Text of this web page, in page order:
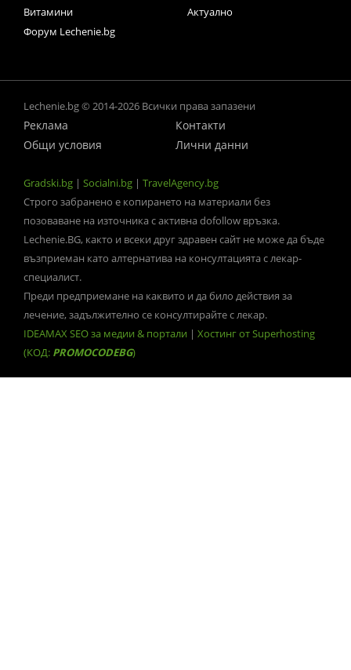
Витамини
Актуално
Форум Lechenie.bg
Lechenie.bg © 2014-2026 Всички права запазени
Реклама
Контакти
Общи условия
Лични данни
Gradski.bg | Socialni.bg | TravelAgency.bg
Строго забранено е копирането на материали без
позоваване на източника с активна dofollow връзка.
Lechenie.BG, както и всеки друг здравен сайт не може да бъде
възприеман като алтернатива на консултацията с лекар-
специалист.
Преди предприемане на каквито и да било действия за
лечение, задължително се консултирайте с лекар.
IDEAMAX SEO за медии & портали | Хостинг от Superhosting
(КОД: PROMOCODEBG)